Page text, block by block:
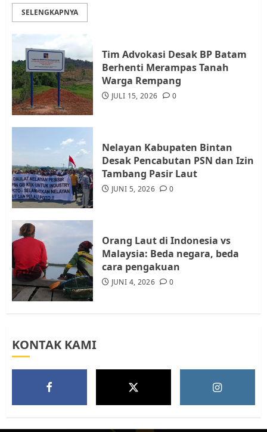
3
4
Datangi Pemko Batam, Warga
Rempang Protes Lahan Mereka
Diambil untuk Sekolah Rakyat
5
Warga Rempang Ajukan
Audiensi dengan Wali Kota
Batam, Soroti Aktivitas yang
Resahkan Warga
SELENGKAPNYA
Tim Advokasi Desak BP Batam
Berhenti Merampas Tanah
Warga Rempang
JULI 15, 2026 0
Nelayan Kabupaten Bintan
Desak Pencabutan PSN dan Izin
Tambang Pasir Laut
JUNI 5, 2026 0
Orang Laut di Indonesia vs
Malaysia: Beda negara, beda
cara pengakuan
JUNI 4, 2026 0
KONTAK KAMI